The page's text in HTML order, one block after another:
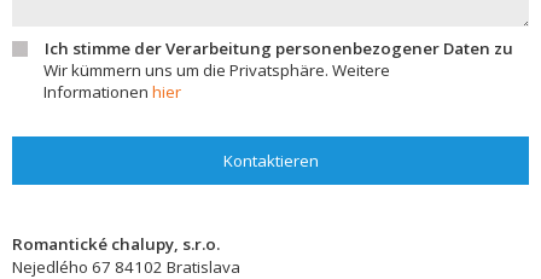
Ich stimme der Verarbeitung personenbezogener Daten zu
Wir kümmern uns um die Privatsphäre. Weitere
Informationen hier
Kontaktieren
Romantické chalupy, s.r.o.
Nejedlého 67 84102 Bratislava